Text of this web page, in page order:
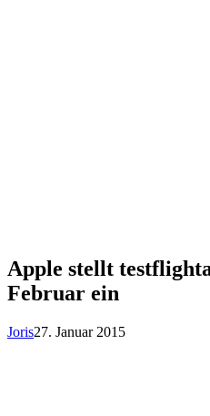
Apple stellt
Februar ein
Joris27. Januar 2015